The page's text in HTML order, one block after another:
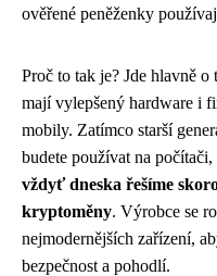
ověřené peněženky
Proč to tak je? Jde hlavně
mají vylepšený hardware i
mobily. Zatímco starší
budete používat na počítači,
vždyť dneska řešíme
kryptoměny. Výrobce se
nejmodernějších zařízení,
bezpečnost a pohodlí.